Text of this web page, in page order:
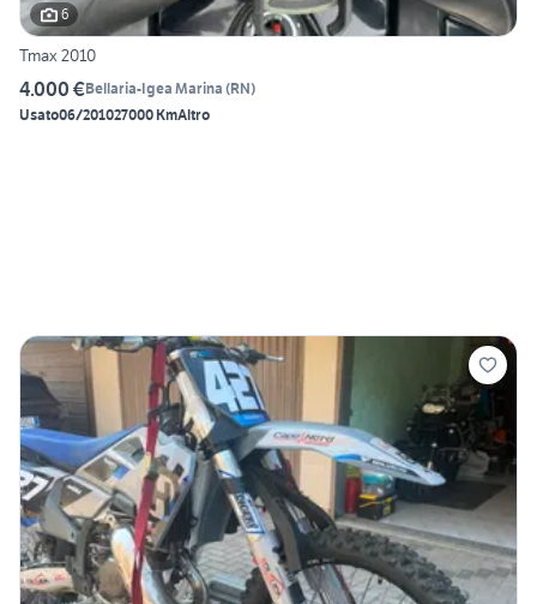
6
Tmax 2010
4.000 €Bellaria-Igea Marina (RN)
Usato06/201027000 KmAltro